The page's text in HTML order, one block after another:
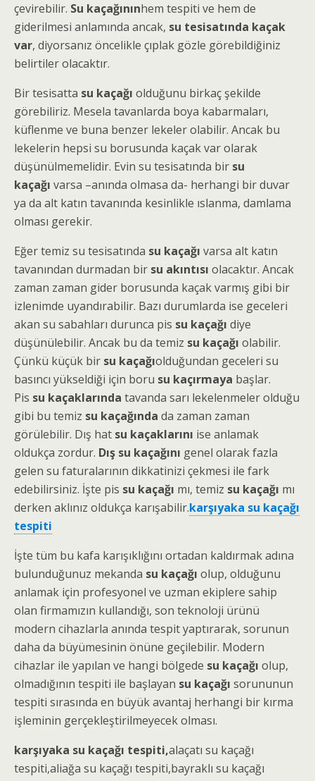
çevirebilir. Su kaçağınınhem tespiti ve hem de
giderilmesi anlamında ancak, su tesisatında kaçak
var, diyorsanız öncelikle çıplak gözle görebildiğiniz
belirtiler olacaktır.
Bir tesisatta su kaçağı olduğunu birkaç şekilde
görebiliriz. Mesela tavanlarda boya kabarmaları,
küflenme ve buna benzer lekeler olabilir. Ancak bu
lekelerin hepsi su borusunda kaçak var olarak
düşünülmemelidir. Evin su tesisatında bir su
kaçağı varsa –anında olmasa da- herhangi bir duvar
ya da alt katın tavanında kesinlikle ıslanma, damlama
olması gerekir.
Eğer temiz su tesisatında su kaçağı varsa alt katın
tavanından durmadan bir su akıntısı olacaktır. Ancak
zaman zaman gider borusunda kaçak varmış gibi bir
izlenimde uyandırabilir. Bazı durumlarda ise geceleri
akan su sabahları durunca pis su kaçağı diye
düşünülebilir. Ancak bu da temiz su kaçağı olabilir.
Çünkü küçük bir su kaçağıolduğundan geceleri su
basıncı yükseldiği için boru su kaçırmaya başlar.
Pis su kaçaklarında tavanda sarı lekelenmeler olduğu
gibi bu temiz su kaçağında da zaman zaman
görülebilir. Dış hat su kaçaklarını ise anlamak
oldukça zordur. Dış su kaçağını genel olarak fazla
gelen su faturalarının dikkatinizi çekmesi ile fark
edebilirsiniz. İşte pis su kaçağı mı, temiz su kaçağı mı
derken aklınız oldukça karışabilir.karşıyaka su kaçağı
tespiti
İşte tüm bu kafa karışıklığını ortadan kaldırmak adına
bulunduğunuz mekanda su kaçağı olup, olduğunu
anlamak için profesyonel ve uzman ekiplere sahip
olan firmamızın kullandığı, son teknoloji ürünü
modern cihazlarla anında tespit yaptırarak, sorunun
daha da büyümesinin önüne geçilebilir. Modern
cihazlar ile yapılan ve hangi bölgede su kaçağı olup,
olmadığının tespiti ile başlayan su kaçağı sorununun
tespiti sırasında en büyük avantaj herhangi bir kırma
işleminin gerçekleştirilmeyecek olması.
karşıyaka su kaçağı tespiti,alaçatı su kaçağı
tespiti,aliağa su kaçağı tespiti,bayraklı su kaçağı